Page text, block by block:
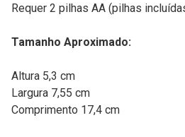
Requer 2 pilhas AA (pilhas
Tamanho Aproximado:
Altura 5,3 cm
Largura 7,55 cm
Comprimento 17,4 cm